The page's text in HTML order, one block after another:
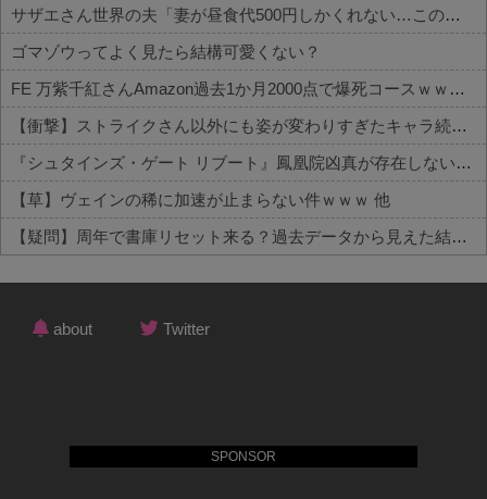
SPONSOR
サザエさん世界の夫「妻が昼食代500円しかくれない…この弁当屋、500円で売っている！その上店員さんも美人だ！毎日行こう！」
ゴマゾウってよく見たら結構可愛くない？
FE 万紫千紅さんAmazon過去1か月2000点で爆死コースｗｗｗ 他
【衝撃】ストライクさん以外にも姿が変わりすぎたキャラ続出！？ 他
『シュタインズ・ゲート リブート』鳳凰院凶真が存在しないγ（ガンマ）世界線が追加される 他
【草】ヴェインの稀に加速が止まらない件ｗｗｗ 他
【疑問】周年で書庫リセット来る？過去データから見えた結論 他
Powered by livedoor 相互RSS
about Twitter